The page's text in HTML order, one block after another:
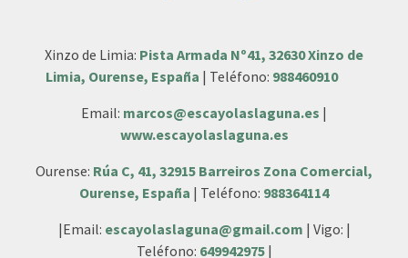
Xinzo de Limia: Pista Armada Nº41, 32630 Xinzo de
Limia, Ourense, España | Teléfono: 988460910
Email: marcos@escayolaslaguna.es |
www.escayolaslaguna.es
Ourense: Rúa C, 41, 32915 Barreiros Zona Comercial,
Ourense, España | Teléfono: 988364114
|Email: escayolaslaguna@gmail.com | Vigo: |
Teléfono: 649942975|